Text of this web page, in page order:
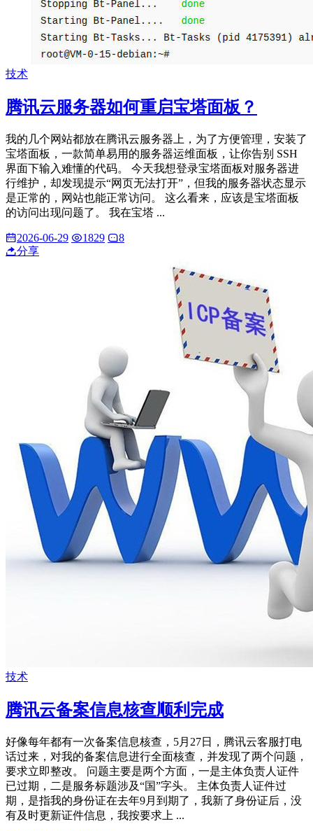
技术
腾讯云服务器如何重启宝塔面板？
我的几个网站都放在腾讯云服务器上，为了方便管理，安装了
宝塔面板，一款简单易用的服务器运维面板，让你告别 SSH
界面下输入难懂的代码。 今天我想登录宝塔面板对服务器进
行维护，却发现提示“网页无法打开”，但我的服务器状态显示
是正常的，网站也能正常访问。 这么看来，应该是宝塔面板
的访问出现问题了。 我在宝塔 ...
2026-06-29 1829
8
分享
技术
腾讯云备案信息核查顺利完成
好像每年都有一次备案信息核查，5月27日，腾讯云客服打电
话过来，对我的备案信息进行全面核查，并发现了两个问题，
要求立即整改。 问题主要是两个方面，一是主体负责人证件
已过期，二是服务标题涉及“国”字头。 主体负责人证件过
期，是指我的身份证在去年9月到期了，我新了身份证后，没
有及时更新证件信息，我按要求上 ...